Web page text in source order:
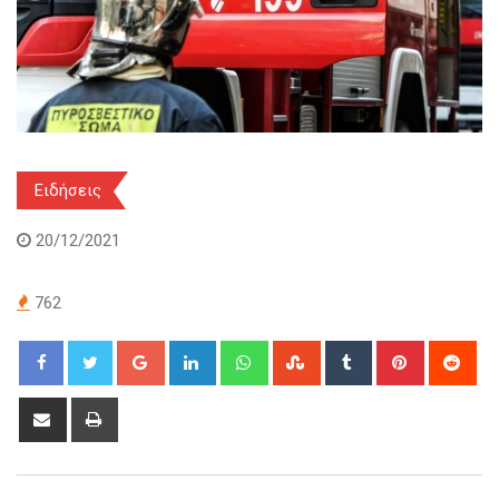
Ειδήσεις
20/12/2021
762
Google+ LinkedIn WhatsappStumbleUpon
Tumblr Pinterest
Share